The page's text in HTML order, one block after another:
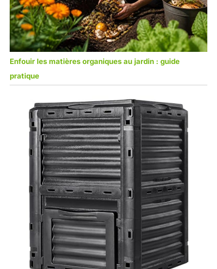
Enfouir les matières organiques au jardin : guide
pratique